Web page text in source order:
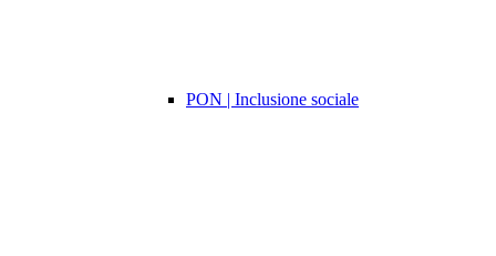
PON | Inclusione sociale